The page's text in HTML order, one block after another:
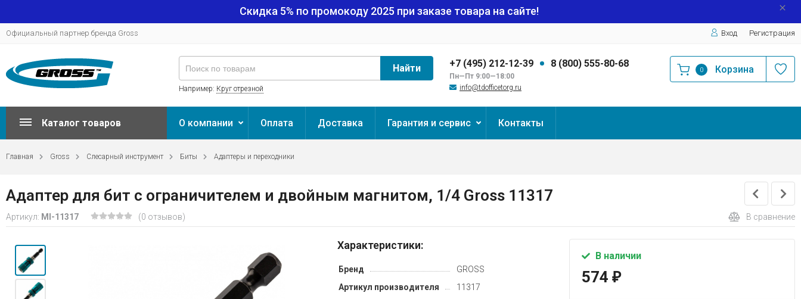
Скидка 5% по промокоду 2025 при заказе товара на сайте!
Официальный партнер бренда Gross Вход Регистрация
+7 (495) 212-12-39 8 (800) 555-80-68
Пн—Пт 9:00—18:00
info@tdofficetorg.ru
Найти
Например: Круг отрезной
0 Корзина
Каталог товаров О компании Оплата Доставка Гарантия и сервис Контакты
Главная Gross Слесарный инструмент Биты Адаптеры и переходники
Адаптер для бит с ограничителем и двойным магнитом, 1/4 Gross 11317
Артикул: MI-11317 (0 отзывов) В сравнение
Характеристики:
Бренд
GROSS
Артикул производителя
11317
В наличии
574 ₽